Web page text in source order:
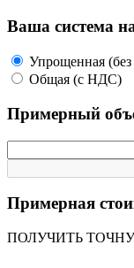
Ваша система
Упрощенная
Общая (с НДС)
Примерный
Примерная
ПОЛУЧИТЬ